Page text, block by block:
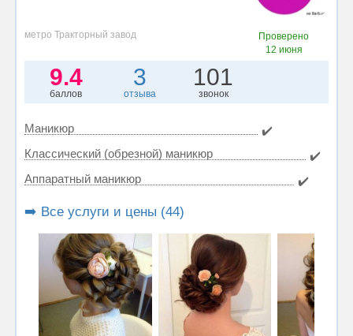
метро Тракторный завод
Проверено
12 июня
9.4
баллов
3
отзыва
101
звонок
Маникюр
✔️
Классический (обрезной) маникюр
✔️
Аппаратный маникюр
✔️
➡️ Все услуги и цены (44)